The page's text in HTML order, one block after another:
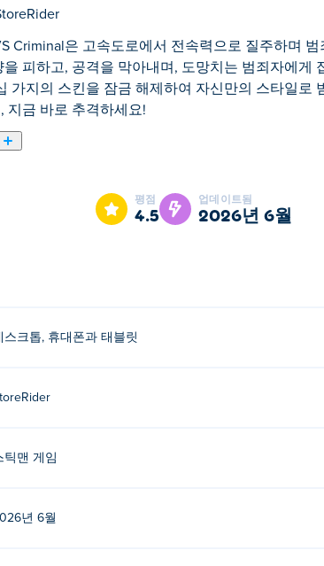
Criminal은 고속도로에서 전속력으로 질주하며
을 피하고, 공격을 막아내며, 도망치는 범죄자에게
가지의 스킨을 잠금 해제하여 자신만의 스타일로
지금 바로 추격하세요!
질주하며 범죄자를 추격하는 러닝 게임입니다.
, 지금 바로 추격하세요!
길게 누르세요.
수 있습니다.
평점
4.5
업데이트됨
2026년 6월
스크톱, 휴대폰과 태블릿
틱맨 게임
년 6월